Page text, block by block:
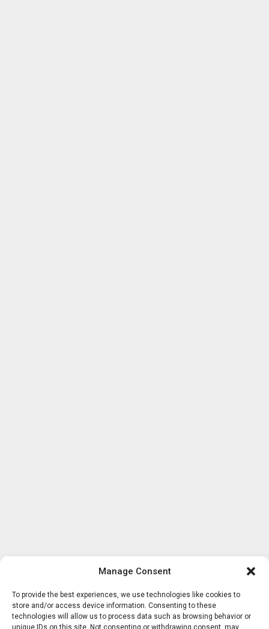
Manage Consent
To provide the best experiences, we use technologies like cookies to
store and/or access device information. Consenting to these
technologies will allow us to process data such as browsing behavior or
unique IDs on this site. Not consenting or withdrawing consent, may